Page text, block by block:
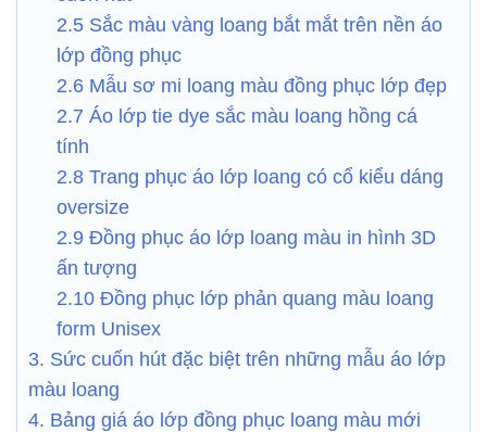
2.5 Sắc màu vàng loang bắt mắt trên nền áo
lớp đồng phục
2.6 Mẫu sơ mi loang màu đồng phục lớp đẹp
2.7 Áo lớp tie dye sắc màu loang hồng cá
tính
2.8 Trang phục áo lớp loang có cổ kiểu dáng
oversize
2.9 Đồng phục áo lớp loang màu in hình 3D
ấn tượng
2.10 Đồng phục lớp phản quang màu loang
form Unisex
3. Sức cuốn hút đặc biệt trên những mẫu áo lớp
màu loang
4. Bảng giá áo lớp đồng phục loang màu mới